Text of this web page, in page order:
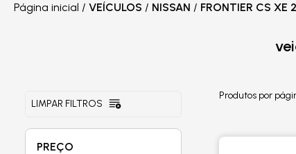
Página inicial / VEÍCULOS / NISSAN / FRONTIER CS XE
LIMPAR FILTROS
PREÇO
Produtos por